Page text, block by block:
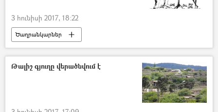
3 հունիսի 2017, 18:22
Ծաղրանկարներ
Թալիշ գյուղը վերածնվում է